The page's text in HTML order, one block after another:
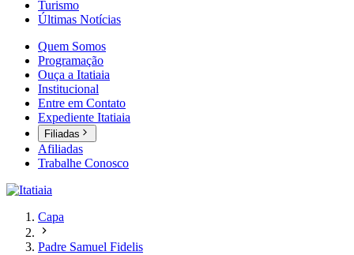
Turismo
Últimas Notícias
Quem Somos
Programação
Ouça a Itatiaia
Institucional
Entre em Contato
Expediente Itatiaia
Filiadas
Afiliadas
Trabalhe Conosco
Capa
Padre Samuel Fidelis